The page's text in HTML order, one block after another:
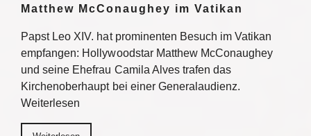
Matthew McConaughey im Vatikan
Papst Leo XIV. hat prominenten Besuch im Vatikan
empfangen: Hollywoodstar Matthew McConaughey
und seine Ehefrau Camila Alves trafen das
Kirchenoberhaupt bei einer Generalaudienz.
Weiterlesen